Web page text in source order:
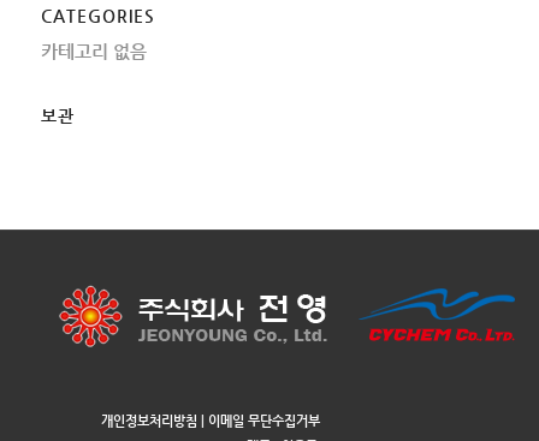
CATEGORIES
카테고리 없음
보관
개인정보처리방침
이메일 무단수집거부